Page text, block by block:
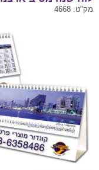
מק"ט: 4668